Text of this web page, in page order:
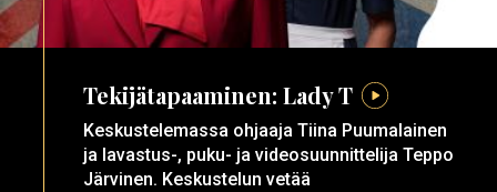
Tekijätapaaminen: Lady T
Keskustelemassa ohjaaja Tiina Puumalainen
ja lavastus-, puku- ja videosuunnittelija Teppo
Järvinen. Keskustelun vetää